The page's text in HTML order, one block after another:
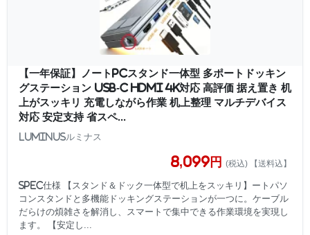
【一年保証】ノートPCスタンド一体型 多ポートドッキン
グステーション USB-C HDMI 4K対応 高評価 据え置き 机
上がスッキリ 充電しながら作業 机上整理 マルチデバイス
対応 安定支持 省スペ...
Luminusルミナス
8,099円 (税込) 【送料込】
SPEC仕様 【スタンド＆ドック一体型で机上をスッキリ】ートパソ
コンスタンドと多機能ドッキングステーションが一つに。ケーブル
だらけの煩雑さを解消し、スマートで集中できる作業環境を実現し
ます。 【安定し...